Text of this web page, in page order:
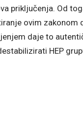
priključenja. Od
ovim zakonom
daje to
HEP